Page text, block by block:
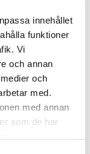
innehållet
funktioner
Vi
och annan
och
med.
med annan
som de har